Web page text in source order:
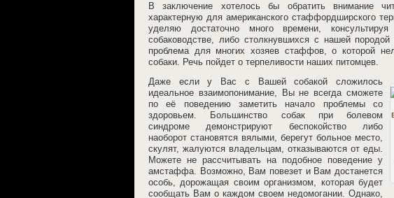
В заключение хотелось бы обратить внимание
характерную для американского стаффордширского
уделяю достаточно много времени,
собаководстве, либо столкнувшихся с нашей
проблема для многих хозяев стаффов, о которой
собаки. Речь пойдет о терпеливости наших питомцев.
Даже если у Вас с Вашей собакой сложилось
идеальное взаимопонимание, Вы не всегда сможете
по её поведению заметить начало проблемы со
здоровьем. Большинство собак при болевом
синдроме демонстрируют беспокойство либо
наоборот становятся вялыми, берегут больное место,
скулят, жалуются владельцам, отказываются от еды.
Можете не рассчитывать на подобное поведение у
амстаффа. Возможно, Вам повезет и Вам достанется
особь, дорожащая своим организмом, которая будет
сообщать Вам о каждом своем недомогании. Однако,